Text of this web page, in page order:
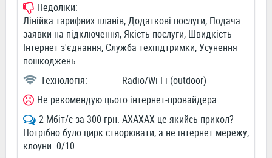
Недоліки:
Лінійка тарифних планів, Додаткові послуги, Подача
заявки на підключення, Якість послуги, Швидкість
Інтернет з'єднання, Служба техпідтримки, Усунення
пошкоджень
Технологія:
Radio/Wi-Fi (outdoor)
Не рекомендую цього інтернет-провайдера
2 Мбіт/с за 300 грн. АХАХАХ це якийсь прикол?
Потрібно було цирк створювати, а не інтернет мережу,
клоуни. 0/10.